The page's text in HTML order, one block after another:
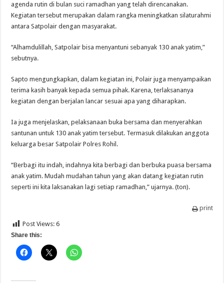
agenda rutin di bulan suci ramadhan yang telah direncanakan.
Kegiatan tersebut merupakan dalam rangka meningkatkan silaturahmi
antara Satpolair dengan masyarakat.
“Alhamdulillah, Satpolair bisa menyantuni sebanyak 130 anak yatim,”
sebutnya.
Sapto mengungkapkan, dalam kegiatan ini, Polair juga menyampaikan
terima kasih banyak kepada semua pihak. Karena, terlaksananya
kegiatan dengan berjalan lancar sesuai apa yang diharapkan.
Ia juga menjelaskan, pelaksanaan buka bersama dan menyerahkan
santunan untuk 130 anak yatim tersebut. Termasuk dilakukan anggota
keluarga besar Satpolair Polres Rohil.
“Berbagi itu indah, indahnya kita berbagi dan berbuka puasa bersama
anak yatim. Mudah mudahan tahun yang akan datang kegiatan rutin
seperti ini kita laksanakan lagi setiap ramadhan,” ujarnya. (ton).
print
Post Views: 6
Share this: